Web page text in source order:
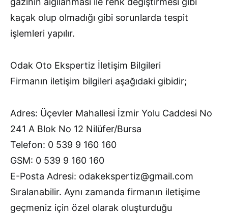
kaçak olup olmadığı gibi sorunlarda tespit
işlemleri yapılır.
Odak Oto Ekspertiz İletişim Bilgileri
Firmanın iletişim bilgileri aşağıdaki gibidir;
Adres: Üçevler Mahallesi İzmir Yolu Caddesi No
241 A Blok No 12 Nilüfer/Bursa
Telefon: 0 539 9 160 160
GSM: 0 539 9 160 160
E-Posta Adresi: odakekspertiz@gmail.com
Sıralanabilir. Aynı zamanda firmanın iletişime
geçmeniz için özel olarak oluşturduğu